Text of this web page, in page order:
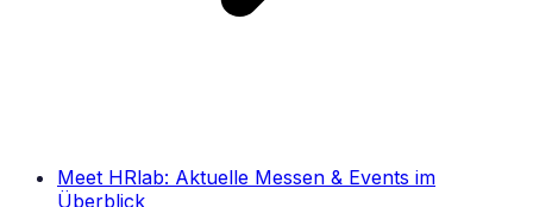
Meet HRlab: Aktuelle Messen & Events im
Überblick